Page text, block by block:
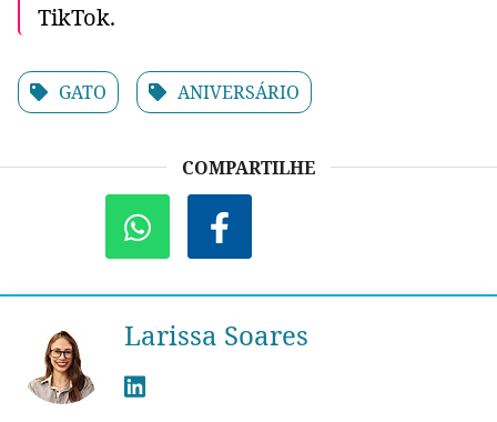
TikTok.
GATO ANIVERSÁRIO
COMPARTILHE
Larissa Soares